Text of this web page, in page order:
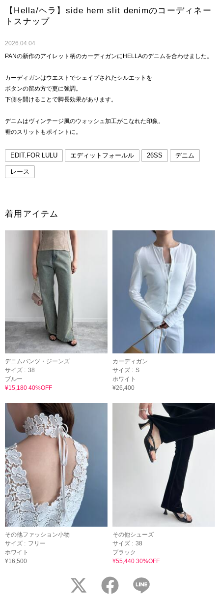
【Hella/ヘラ】side hem slit denimのコーディネー
トスナップ
2026.04.04
PANの新作のアイレット柄のカーディガンにHELLAのデニムを合わせました。
カーディガンはウエストでシェイプされたシルエットを
ボタンの留め方で更に強調。
下側を開けることで脚長効果があります。
デニムはヴィンテージ風のウォッシュ加工がこなれた印象。
裾のスリットもポイントに。
EDIT.FOR LULU エディットフォールル 26SS デニム
レース
着用アイテム
デニムパンツ・ジーンズ
サイズ : 38
ブルー
¥15,180 40%OFF
カーディガン
サイズ : S
ホワイト
¥26,400
その他ファッション小物
サイズ : フリー
ホワイト
¥16,500
その他シューズ
サイズ : 38
ブラック
¥55,440 30%OFF
twitter facebook